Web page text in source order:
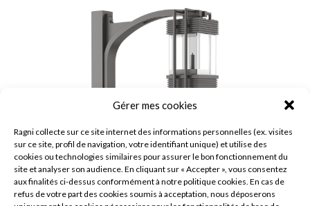
Gérer mes cookies
Ragni collecte sur ce site internet des informations personnelles (ex. visites
sur ce site, profil de navigation, votre identifiant unique) et utilise des
cookies ou technologies similaires pour assurer le bon fonctionnement du
site et analyser son audience. En cliquant sur « Accepter », vous consentez
aux finalités ci-dessus conformément à notre politique cookies. En cas de
refus de votre part des cookies soumis à acceptation, nous déposerons